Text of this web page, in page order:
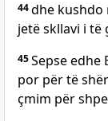
44dhe kushdo
jetë skllavi i të
45Sepse edhe
por për të
çmim për